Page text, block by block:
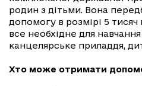
родин з дітьми. Вона
допомогу в розмірі 5
все необхідне для
канцелярське приладдя,
Хто може отримати